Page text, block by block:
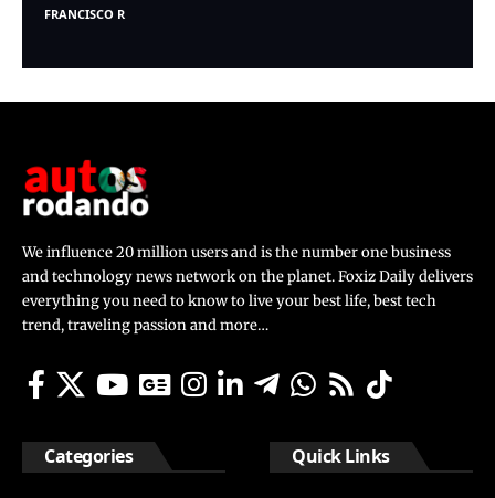
FRANCISCO R
We influence 20 million users and is the number one business
and technology news network on the planet. Foxiz Daily delivers
everything you need to know to live your best life, best tech
trend, traveling passion and more…
Categories Quick Links